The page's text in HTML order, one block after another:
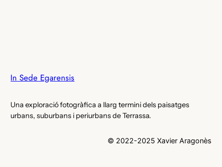
In Sede Egarensis
Una exploració fotogràfica a llarg termini dels paisatges
urbans, suburbans i periurbans de Terrassa.
© 2022-2025 Xavier Aragonès